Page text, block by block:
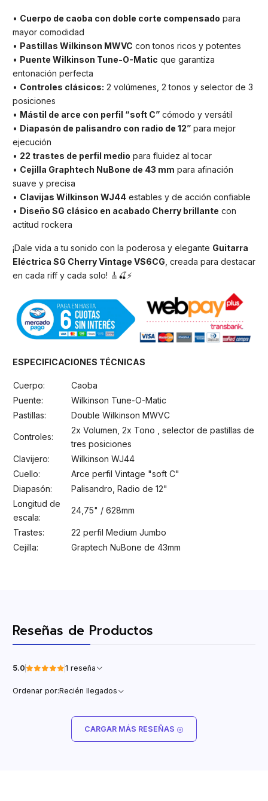
• Cuerpo de caoba con doble corte compensado para
mayor comodidad
• Pastillas Wilkinson MWVC con tonos ricos y potentes
• Puente Wilkinson Tune-O-Matic que garantiza
entonación perfecta
• Controles clásicos: 2 volúmenes, 2 tonos y selector de 3
posiciones
• Mástil de arce con perfil “soft C” cómodo y versátil
• Diapasón de palisandro con radio de 12” para mejor
ejecución
• 22 trastes de perfil medio para fluidez al tocar
• Cejilla Graphtech NuBone de 43 mm para afinación
suave y precisa
• Clavijas Wilkinson WJ44 estables y de acción confiable
• Diseño SG clásico en acabado Cherry brillante con
actitud rockera
¡Dale vida a tu sonido con la poderosa y elegante Guitarra
Eléctrica SG Cherry Vintage VS6CG , creada para destacar
en cada riff y cada solo! 🎸🍒⚡
ESPECIFICACIONES TÉCNICAS
Cuerpo:
Caoba
Puente:
Wilkinson Tune-O-Matic
Pastillas:
Double Wilkinson MWVC
Controles:
2x Volumen, 2x Tono , selector de pastillas de
tres posiciones
Clavijero:
Wilkinson WJ44
Cuello:
Arce perfil Vintage "soft C"
Diapasón:
Palisandro, Radio de 12"
Longitud de
escala:
24,75" / 628mm
Trastes:
22 perfil Medium Jumbo
Cejilla:
Graptech NuBone de 43mm
Reseñas de Productos
5.0 1 reseña
Ordenar por:Recién llegados
CARGAR MÁS RESEÑAS